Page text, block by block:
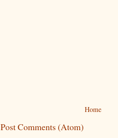
Home
Post Comments (Atom)